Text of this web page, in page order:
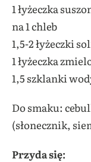
1 łyżeczka
na 1 chleb
1,5-2 łyżeczki
1 łyżeczka
1,5 szklanki
Do smaku:
(słonecznik,
Przyda się: